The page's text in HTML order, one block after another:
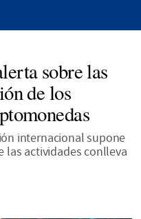
sobre las
de los
internacional supone
las actividades conlleva